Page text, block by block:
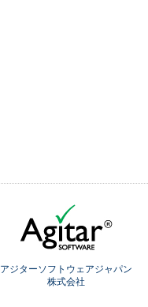
アジターソフトウェアジャパン
株式会社